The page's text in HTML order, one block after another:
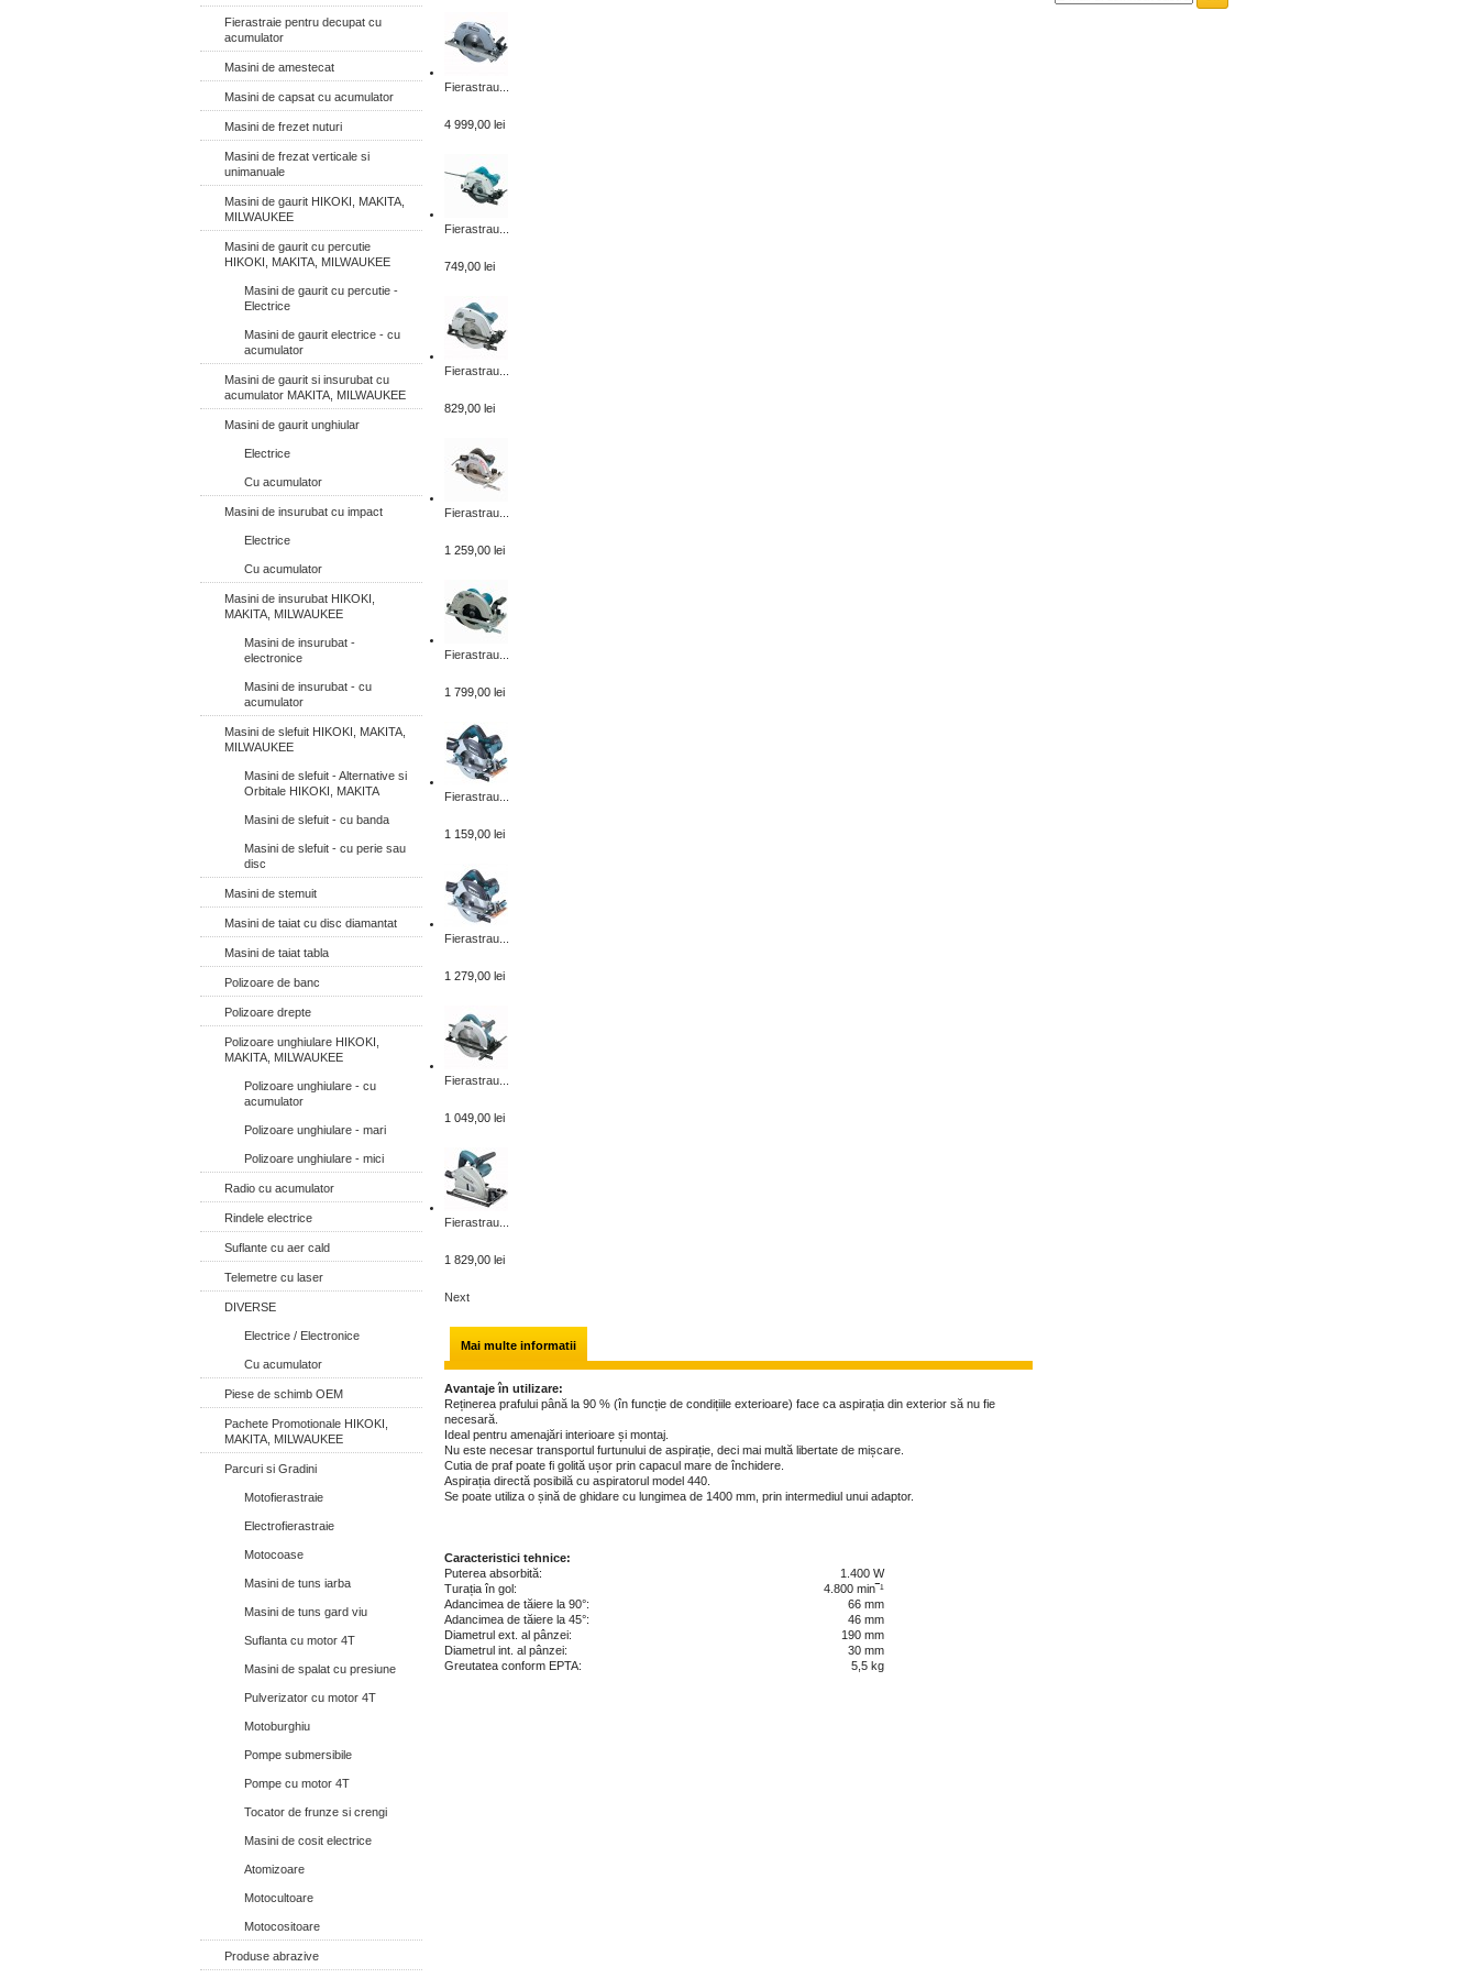
Fierastraie pentru decupat cu
acumulator
Masini de amestecat
Masini de capsat cu acumulator
Masini de frezet nuturi
Masini de frezat verticale si
unimanuale
Masini de gaurit HIKOKI, MAKITA,
MILWAUKEE
Masini de gaurit cu percutie
HIKOKI, MAKITA, MILWAUKEE
Masini de gaurit cu percutie -
Electrice
Masini de gaurit electrice - cu
acumulator
Masini de gaurit si insurubat cu
acumulator MAKITA, MILWAUKEE
Masini de gaurit unghiular
Electrice
Cu acumulator
Masini de insurubat cu impact
Electrice
Cu acumulator
Masini de insurubat HIKOKI,
MAKITA, MILWAUKEE
Masini de insurubat -
electronice
Masini de insurubat - cu
acumulator
Masini de slefuit HIKOKI, MAKITA,
MILWAUKEE
Masini de slefuit - Alternative si
Orbitale HIKOKI, MAKITA
Masini de slefuit - cu banda
Masini de slefuit - cu perie sau
disc
Masini de stemuit
Masini de taiat cu disc diamantat
Masini de taiat tabla
Polizoare de banc
Polizoare drepte
Polizoare unghiulare HIKOKI,
MAKITA, MILWAUKEE
Polizoare unghiulare - cu
acumulator
Polizoare unghiulare - mari
Polizoare unghiulare - mici
Radio cu acumulator
Rindele electrice
Suflante cu aer cald
Telemetre cu laser
DIVERSE
Electrice / Electronice
Cu acumulator
Piese de schimb OEM
Pachete Promotionale HIKOKI,
MAKITA, MILWAUKEE
Parcuri si Gradini
Motofierastraie
Electrofierastraie
Motocoase
Masini de tuns iarba
Masini de tuns gard viu
Suflanta cu motor 4T
Masini de spalat cu presiune
Pulverizator cu motor 4T
Motoburghiu
Pompe submersibile
Pompe cu motor 4T
Tocator de frunze si crengi
Masini de cosit electrice
Atomizoare
Motocultoare
Motocositoare
Produse abrazive
Fierastrau...
4 999,00 lei
Fierastrau...
749,00 lei
Fierastrau...
829,00 lei
Fierastrau...
1 259,00 lei
Fierastrau...
1 799,00 lei
Fierastrau...
1 159,00 lei
Fierastrau...
1 279,00 lei
Fierastrau...
1 049,00 lei
Fierastrau...
1 829,00 lei
Next
Mai multe informatii
Avantaje în utilizare:
Reținerea prafului până la 90 % (în funcție de condițiile exterioare) face ca aspirația din exterior să nu fie
necesară.
Ideal pentru amenajări interioare și montaj.
Nu este necesar transportul furtunului de aspirație, deci mai multă libertate de mișcare.
Cutia de praf poate fi golită ușor prin capacul mare de închidere.
Aspirația directă posibilă cu aspiratorul model 440.
Se poate utiliza o șină de ghidare cu lungimea de 1400 mm, prin intermediul unui adaptor.
Caracteristici tehnice:
Puterea absorbită:
1.400 W
Turația în gol:
4.800 min‾¹
Adancimea de tăiere la 90°:
66 mm
Adancimea de tăiere la 45°:
46 mm
Diametrul ext. al pânzei:
190 mm
Diametrul int. al pânzei:
30 mm
Greutatea conform EPTA:
5,5 kg